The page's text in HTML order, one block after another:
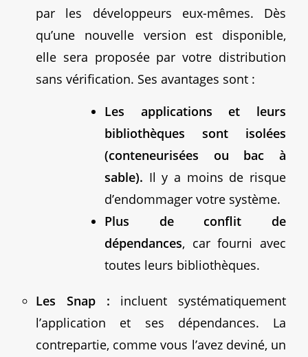
par les développeurs eux-mêmes. Dès
qu’une nouvelle version est disponible,
elle sera proposée par votre distribution
sans vérification. Ses avantages sont :
Les applications et leurs
bibliothèques sont isolées
(conteneurisées ou bac à
sable). Il y a moins de risque
d’endommager votre système.
Plus de conflit de
dépendances, car fourni avec
toutes leurs bibliothèques.
Les Snap : incluent systématiquement
l’application et ses dépendances. La
contrepartie, comme vous l’avez deviné, un